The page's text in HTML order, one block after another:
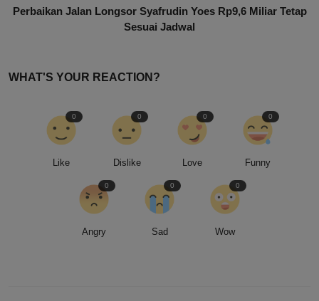
Perbaikan Jalan Longsor Syafrudin Yoes Rp9,6 Miliar Tetap
Sesuai Jadwal
WHAT'S YOUR REACTION?
Like
0
Dislike
0
Love
0
Funny
0
Angry
0
Sad
0
Wow
0